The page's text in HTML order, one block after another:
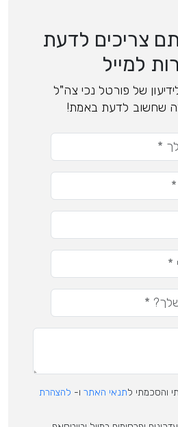
צריכים לדעת
למייל
של פורטל נכי צה"ל
שחשוב לדעת באמת!
והסכמתי לתנאי האתר ו- להצהרת